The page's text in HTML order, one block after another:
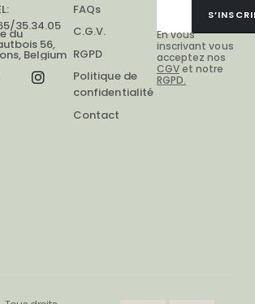
En vous
inscrivant vous
acceptez nos
CGVet notre
RGPD.
35.34.05
du
56,
Belgium
FAQs
C.G.V.
RGPD
Politique de
confidentialité
Contact